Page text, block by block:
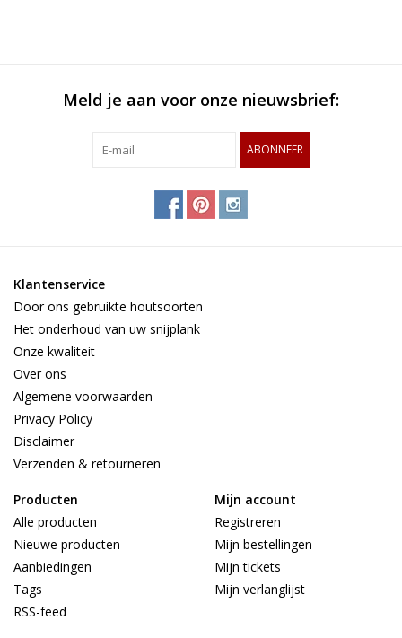
Meld je aan voor onze nieuwsbrief:
ABONNEER
Klantenservice
Door ons gebruikte houtsoorten
Het onderhoud van uw snijplank
Onze kwaliteit
Over ons
Algemene voorwaarden
Privacy Policy
Disclaimer
Verzenden & retourneren
Producten
Alle producten
Nieuwe producten
Aanbiedingen
Tags
RSS-feed
Mijn account
Registreren
Mijn bestellingen
Mijn tickets
Mijn verlanglijst